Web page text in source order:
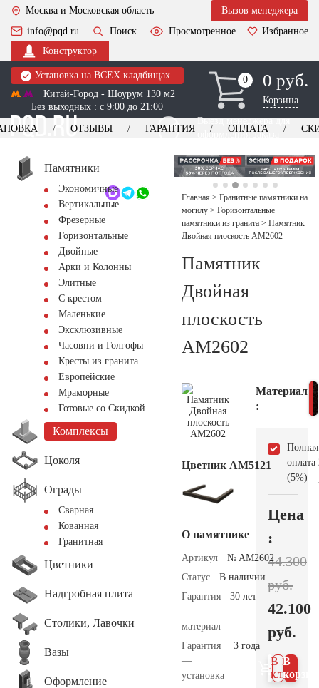
Москва и Московская область
Вызов менеджера
info@pqd.ru
Поиск Просмотренное
Избранное
Конструктор
Установка на ВСЕХ кладбищах
Китай-Город - Шоурум 130 м2
Без выходных : с 9:00 до 21:00
0
0 0 руб.
Корзина
Выезд менеджера для
оформления заказа
+7 (495) 518-44-23
Обратный звонок
ОТЗЫВЫ ГАРАНТИЯ ОПЛАТА
Памятники
Экономичные
Вертикальные
Фрезерные
Горизонтальные
Двойные
Арки и Колонны
Элитные
С крестом
Маленькие
Эксклюзивные
Часовни и Голгофы
Кресты из гранита
Европейские
Мраморные
Готовые со Скидкой
Комплексы
Цоколя
Ограды
Сварная
Кованная
Гранитная
Цветники
Надгробная плита
Столики, Лавочки
Вазы
Оформление
Главная > Гранитные памятники на
могилу > Горизонтальные
памятники из гранита > Памятник
Двойная плоскость AM2602
Памятник
Двойная
плоскость
AM2602
Цветник АМ5121
О памятнике
Артикул
№ AM2602
Статус
В наличии
Гарантия
—
материал
30 лет
Гарантия
—
установка
3 года
Материал
:
Полная
оплата
(5%)
Цена
:
44.300
руб.
42.100
руб.
В
В 1
клик